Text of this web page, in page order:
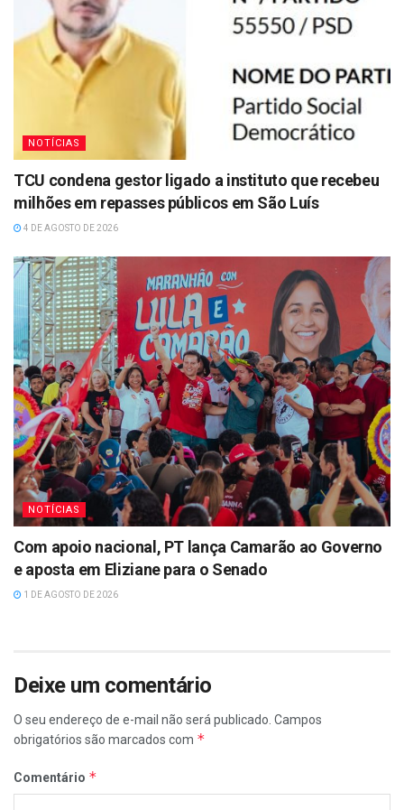
NOTÍCIAS
TCU condena gestor ligado a instituto que recebeu
milhões em repasses públicos em São Luís
4 DE AGOSTO DE 2026
NOTÍCIAS
Com apoio nacional, PT lança Camarão ao Governo
e aposta em Eliziane para o Senado
1 DE AGOSTO DE 2026
Deixe um comentário
O seu endereço de e-mail não será publicado. Campos
obrigatórios são marcados com *
Comentário *